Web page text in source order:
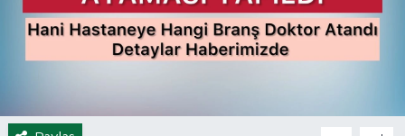
Eğitim
Hava Durumu